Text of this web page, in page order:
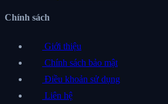
Chính sách
Giới thiệu
Chính sách bảo mật
Điều khoản sử dụng
Liên hệ